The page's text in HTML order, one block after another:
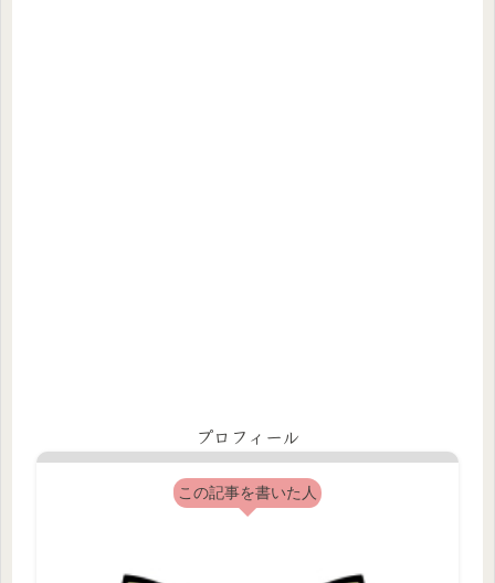
プロフィール
この記事を書いた人